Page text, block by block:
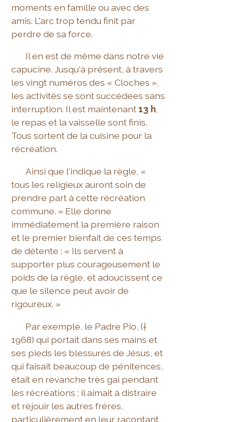
moments en famille ou avec des
amis. L'arc trop tendu finit par
perdre de sa force.
Il en est de même dans notre vie
capucine. Jusqu'à présent, à travers
les vingt numéros des « Cloches »,
les activités se sont succédées sans
interruption. Il est maintenant13 h,
le repas et la vaisselle sont finis.
Tous sortent de la cuisine pour la
récréation.
Ainsi que l'indique la règle, «
tous les religieux auront soin de
prendre part à cette récréation
commune. » Elle donne
immédiatement la première raison
et le premier bienfait de ces temps
de détente : « Ils servent à
supporter plus courageusement le
poids de la règle, et adoucissent ce
que le silence peut avoir de
rigoureux. »
Par exemple, le Padre Pio, (†
1968) qui portait dans ses mains et
ses pieds les blessures de Jésus, et
qui faisait beaucoup de pénitences,
était en revanche très gai pendant
les récréations ; il aimait à distraire
et réjouir les autres frères,
particulièrement en leur racontant